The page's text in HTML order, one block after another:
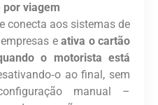
viagem
conecta aos sistemas de
e ativa o cartão
o motorista está
ao final, sem
manual –